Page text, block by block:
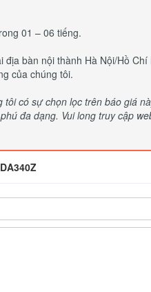
01 – 06 tiếng.
bàn nội thành Hà Nội/Hồ Chí
của chúng tôi.
có sự chọn lọc trên báo giá
đa dạng. Vui long truy cập